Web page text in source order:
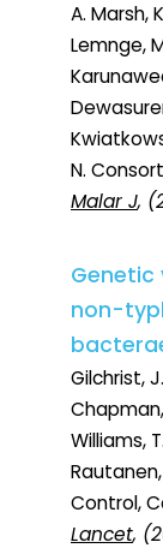
A. Marsh,
Lemnge,
N.
Malar J,
non-
Gilchrist,
Chapman,
Williams,
Control,
Lancet,